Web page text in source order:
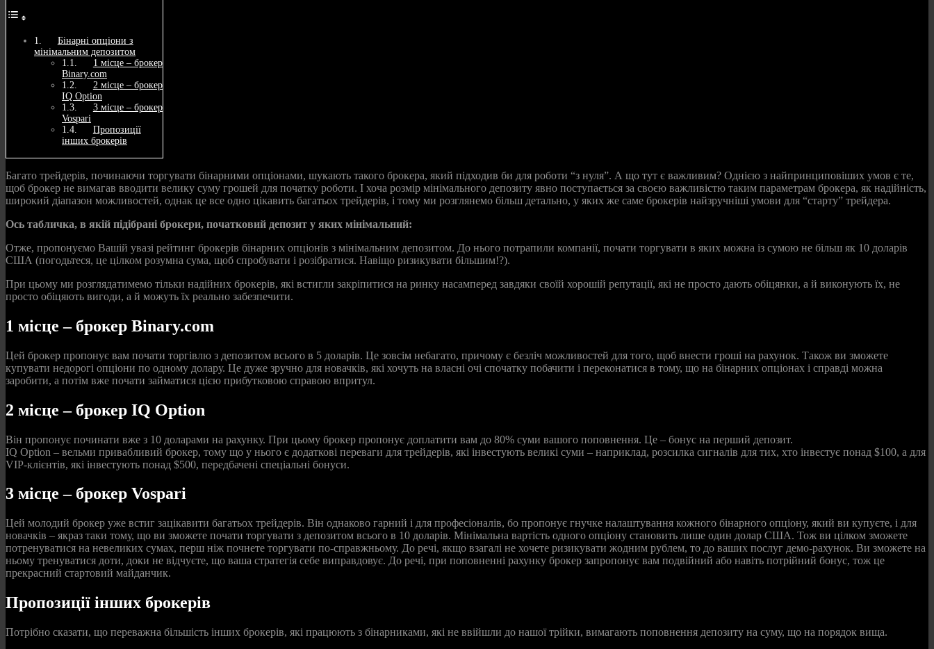
Бінарні опціони з
мінімальним депозитом
1 місце – брокер
Binary.com
2 місце – брокер
IQ Option
3 місце – брокер
Vospari
Пропозиції
інших брокерів
Багато трейдерів, починаючи торгувати бінарними опціонами, шукають такого брокера, який підходив би для роботи “з нуля”. А що тут є важливим? Однією з найпринциповіших умов є те,
щоб брокер не вимагав вводити велику суму грошей для початку роботи. І хоча розмір мінімального депозиту явно поступається за своєю важливістю таким параметрам брокера, як надійність,
широкий діапазон можливостей, однак це все одно цікавить багатьох трейдерів, і тому ми розглянемо більш детально, у яких же саме брокерів найзручніші умови для “старту” трейдера.
Ось табличка, в якій підібрані брокери, початковий депозит у яких мінімальний:
Отже, пропонуємо Вашій увазі рейтинг брокерів бінарних опціонів з мінімальним депозитом. До нього потрапили компанії, почати торгувати в яких можна із сумою не більш як 10 доларів
США (погодьтеся, це цілком розумна сума, щоб спробувати і розібратися. Навіщо ризикувати більшим!?).
При цьому ми розглядатимемо тільки надійних брокерів, які встигли закріпитися на ринку насамперед завдяки своїй хорошій репутації, які не просто дають обіцянки, а й виконують їх, не
просто обіцяють вигоди, а й можуть їх реально забезпечити.
1 місце – брокер Binary.com
Цей брокер пропонує вам почати торгівлю з депозитом всього в 5 доларів. Це зовсім небагато, причому є безліч можливостей для того, щоб внести гроші на рахунок. Також ви зможете
купувати недорогі опціони по одному долару. Це дуже зручно для новачків, які хочуть на власні очі спочатку побачити і переконатися в тому, що на бінарних опціонах і справді можна
заробити, а потім вже почати займатися цією прибутковою справою впритул.
2 місце – брокер IQ Option
Він пропонує починати вже з 10 доларами на рахунку. При цьому брокер пропонує доплатити вам до 80% суми вашого поповнення. Це – бонус на перший депозит.
IQ Option – вельми привабливий брокер, тому що у нього є додаткові переваги для трейдерів, які інвестують великі суми – наприклад, розсилка сигналів для тих, хто інвестує понад $100, а для
VIP-клієнтів, які інвестують понад $500, передбачені спеціальні бонуси.
3 місце – брокер Vospari
Цей молодий брокер уже встиг зацікавити багатьох трейдерів. Він однаково гарний і для професіоналів, бо пропонує гнучке налаштування кожного бінарного опціону, який ви купуєте, і для
новачків – якраз таки тому, що ви зможете почати торгувати з депозитом всього в 10 доларів. Мінімальна вартість одного опціону становить лише один долар США. Тож ви цілком зможете
потренуватися на невеликих сумах, перш ніж почнете торгувати по-справжньому. До речі, якщо взагалі не хочете ризикувати жодним рублем, то до ваших послуг демо-рахунок. Ви зможете на
ньому тренуватися доти, доки не відчуєте, що ваша стратегія себе виправдовує. До речі, при поповненні рахунку брокер запропонує вам подвійний або навіть потрійний бонус, тож це
прекрасний стартовий майданчик.
Пропозиції інших брокерів
Потрібно сказати, що переважна більшість інших брокерів, які працюють з бінарниками, які не ввійшли до нашої трійки, вимагають поповнення депозиту на суму, що на порядок вища.